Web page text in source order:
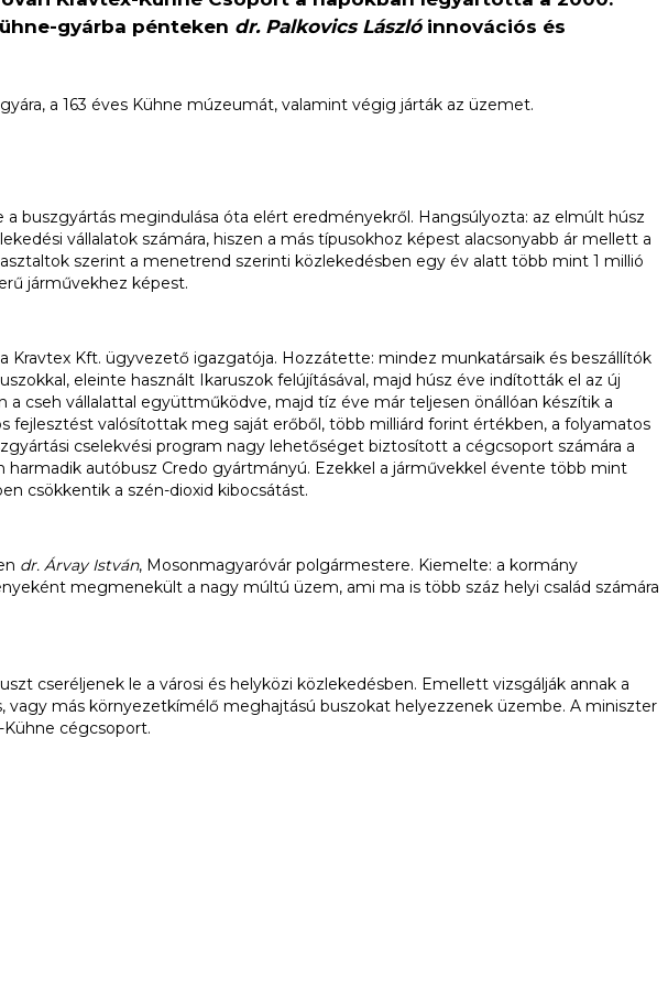
gyárba pénteken dr. Palkovics Lászlóinnovációs és
a 163 éves Kühne múzeumát, valamint végig járták az üzemet.
buszgyártás megindulása óta elért eredményekről. Hangsúlyozta: az elmúlt húsz
vállalatok számára, hiszen a más típusokhoz képest alacsonyabb ár mellett a
szerint a menetrend szerinti közlekedésben egy év alatt több mint 1 millió
járművekhez képest.
Kravtex Kft. ügyvezető igazgatója. Hozzátette: mindez munkatársaik és beszállítók
eleinte használt Ikaruszok felújításával, majd húsz éve indították el az új
cseh vállalattal együttműködve, majd tíz éve már teljesen önállóan készítik a
valósítottak meg saját erőből, több milliárd forint értékben, a folyamatos
cselekvési program nagy lehetőséget biztosított a cégcsoport számára a
autóbusz Credo gyártmányú. Ezekkel a járművekkel évente több mint
csökkentik a szén-dioxid kibocsátást.
dr. Árvay István, Mosonmagyaróvár polgármestere. Kiemelte: a kormány
megmenekült a nagy múltú üzem, ami ma is több száz helyi család számára
cseréljenek le a városi és helyközi közlekedésben. Emellett vizsgálják annak a
más környezetkímélő meghajtású buszokat helyezzenek üzembe. A miniszter
cégcsoport.